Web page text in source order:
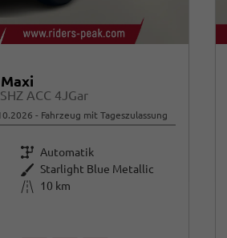
ACC 4JGar
Fahrzeug mit Tageszulassung
Getriebe Automatik
Außenfarbe Starlight Blue Metallic
Kilometerstand 10 km